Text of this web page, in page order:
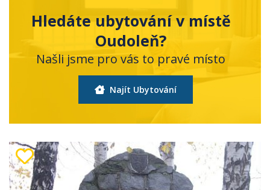
Hledáte ubytování v místě
Oudoleň?
Našli jsme pro vás to pravé místo
Najít Ubytování